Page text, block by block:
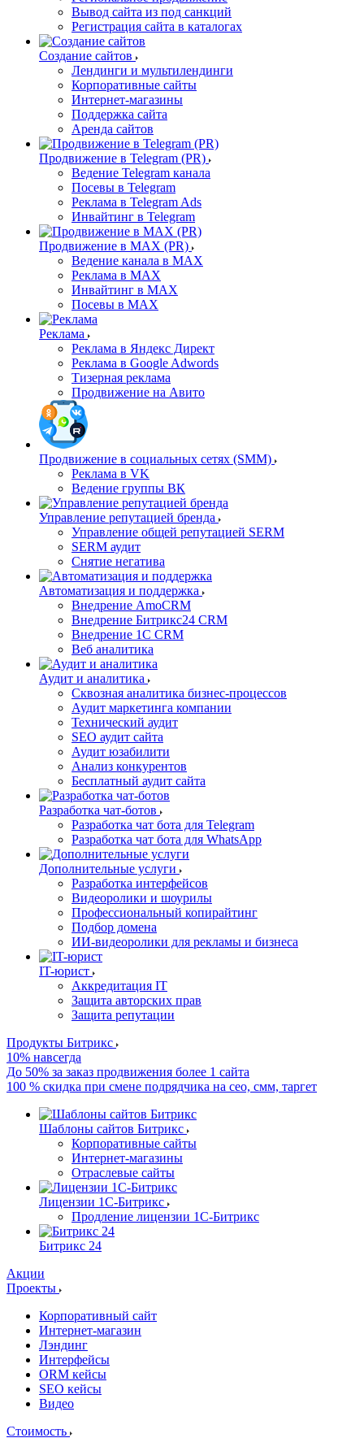
Вывод сайта из под санкций
Регистрация сайта в каталогах
Создание сайтов
Лендинги и мультилендинги
Корпоративные сайты
Интернет-магазины
Поддержка сайта
Аренда сайтов
Продвижение в Telegram (PR)
Ведение Telegram канала
Посевы в Telegram
Реклама в Telegram Ads
Инвайтинг в Telegram
Продвижение в MAX (PR)
Ведение канала в MAX
Реклама в MAX
Инвайтинг в MAX
Посевы в MAX
Реклама
Реклама в Яндекс Директ
Реклама в Google Adwords
Тизерная реклама
Продвижение на Авито
Продвижение в социальных сетях (SMM)
Реклама в VK
Ведение группы ВК
Управление репутацией бренда
Управление общей репутацией SERM
SERM аудит
Снятие негатива
Автоматизация и поддержка
Внедрение AmoCRM
Внедрение Битрикс24 CRM
Внедрение 1C CRM
Веб аналитика
Аудит и аналитика
Сквозная аналитика бизнес-процессов
Аудит маркетинга компании
Технический аудит
SEO аудит сайта
Аудит юзабилити
Анализ конкурентов
Бесплатный аудит сайта
Разработка чат-ботов
Разработка чат бота для Telegram
Разработка чат бота для WhatsApp
Дополнительные услуги
Разработка интерфейсов
Видеоролики и шоурилы
Профессиональный копирайтинг
Подбор домена
ИИ-видеоролики для рекламы и бизнеса
IT-юрист
Аккредитация IT
Защита авторских прав
Защита репутации
Продукты Битрикс
10% навсегда
До 50% за заказ продвижения более 1 сайта
100 % скидка при смене подрядчика на сео, смм, таргет
Шаблоны сайтов Битрикс
Корпоративные сайты
Интернет-магазины
Отраслевые сайты
Лицензии 1С-Битрикс
Продление лицензии 1С-Битрикс
Битрикс 24
Акции
Проекты
Корпоративный сайт
Интернет-магазин
Лэндинг
Интерфейсы
ORM кейсы
SEO кейсы
Видео
Стоимость